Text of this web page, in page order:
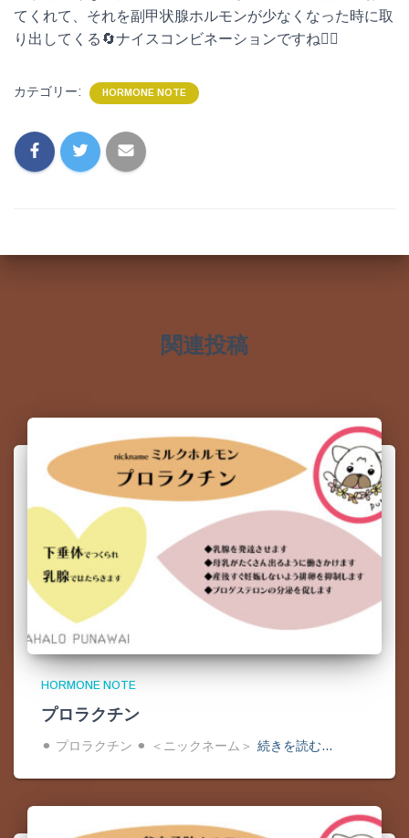
てくれて、それを副甲状腺ホルモンが少なくなった時に取
り出してくる🔄ナイスコンビネーションですね🙆‍♀️
カテゴリー: HORMONE NOTE
関連投稿
HORMONE NOTE
プロラクチン
⚫︎ プロラクチン ⚫︎ ＜ニックネーム＞ 続きを読む…